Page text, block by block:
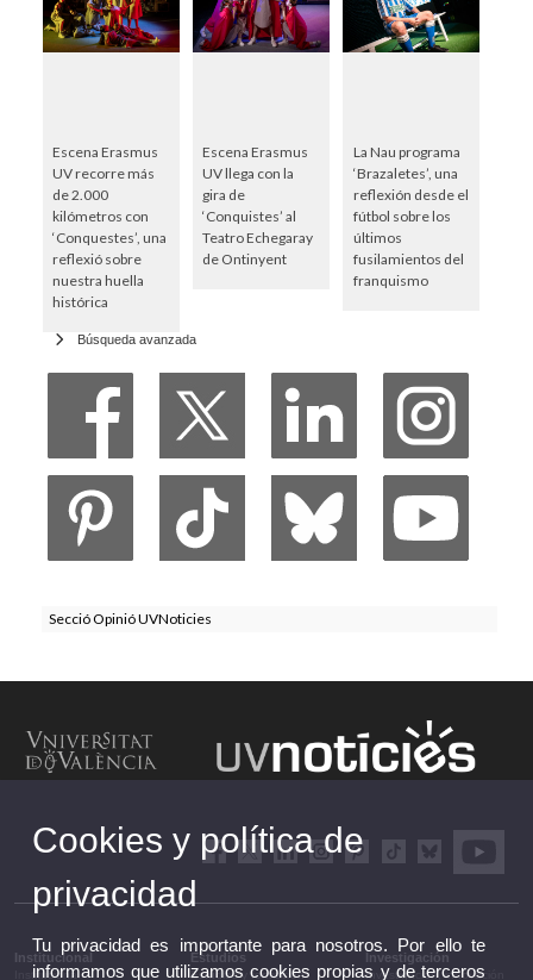
Escena Erasmus
UV recorre más
de 2.000
kilómetros con
‘Conquestes’, una
reflexió sobre
nuestra huella
histórica
Escena Erasmus
UV llega con la
gira de
‘Conquistes’ al
Teatro Echegaray
de Ontinyent
La Nau programa
‘Brazaletes’, una
reflexión desde el
fútbol sobre los
últimos
fusilamientos del
franquismo
Búsqueda avanzada
Secció Opinió UVNoticies
Institucional
Institucional
Estudios
Estudios y formación
Investigación
Investigación, innovación
Cookies y política de
privacidad
Tu privacidad es importante para nosotros. Por ello te
informamos que utilizamos cookies propias y de terceros